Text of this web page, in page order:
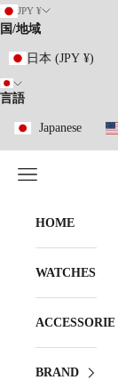
コンテンツへスキップ
JPY ¥
国/地域
日本 (JPY ¥)
言語
Japanese
メニューを開く
HOME
WATCHES
ACCESSORIES
BRAND